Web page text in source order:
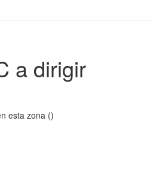
a dirigir
esta zona ()